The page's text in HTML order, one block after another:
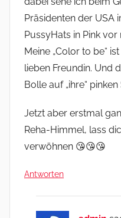
Präsidenten der USA
PussyHats in Pink
Meine „Color to be“
lieben Freundin. Und
Bolle auf „ihre“
Jetzt aber erstmal
Reha-Himmel, lass
verwöhnen 😘😘😘
Antworten